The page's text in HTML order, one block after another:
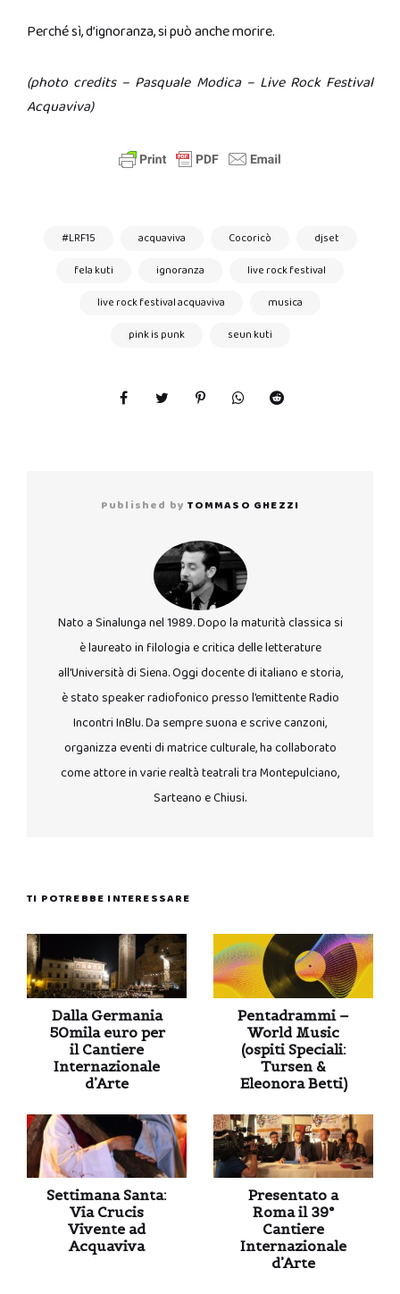
Perché sì, d’ignoranza, si può anche morire.
(photo credits – Pasquale Modica – Live Rock Festival
Acquaviva)
#LRF15 acquaviva Cocoricò
djset
fela kuti
ignoranza
live rock festival
live rock festival acquaviva
musica
pink is punk
seun kuti
Published by TOMMASO GHEZZI
Nato a Sinalunga nel 1989. Dopo la maturità classica si
è laureato in filologia e critica delle letterature
all’Università di Siena. Oggi docente di italiano e storia,
è stato speaker radiofonico presso l’emittente Radio
Incontri InBlu. Da sempre suona e scrive canzoni,
organizza eventi di matrice culturale, ha collaborato
come attore in varie realtà teatrali tra Montepulciano,
Sarteano e Chiusi.
TI POTREBBE INTERESSARE
Dalla Germania
50mila euro per
il Cantiere
Internazionale
d’Arte
Pentadrammi –
World Music
(ospiti Speciali:
Tursen &
Eleonora Betti)
Settimana Santa:
Via Crucis
Vivente ad
Acquaviva
Presentato a
Roma il 39°
Cantiere
Internazionale
d’Arte